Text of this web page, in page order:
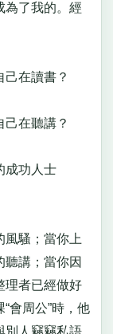
為了我的。經
在讀書？
在聽講？
功人士
騷；當你上
講；當你因
理者已經做好
會周公”時，他